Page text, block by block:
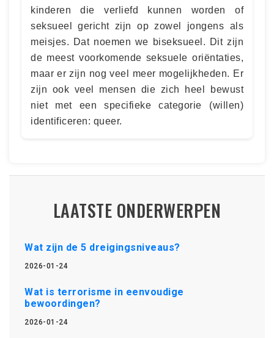
kinderen die verliefd kunnen worden of
seksueel gericht zijn op zowel jongens als
meisjes. Dat noemen we biseksueel. Dit zijn
de meest voorkomende seksuele oriëntaties,
maar er zijn nog veel meer mogelijkheden. Er
zijn ook veel mensen die zich heel bewust
niet met een specifieke categorie (willen)
identificeren: queer.
LAATSTE ONDERWERPEN
Wat zijn de 5 dreigingsniveaus?
2026-01-24
Wat is terrorisme in eenvoudige
bewoordingen?
2026-01-24